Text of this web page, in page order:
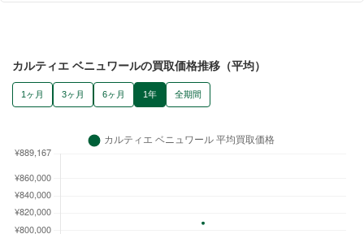
カルティエ ベニュワールの買取価格推移（平均）
1ヶ月 3ヶ月 6ヶ月 1年 全期間